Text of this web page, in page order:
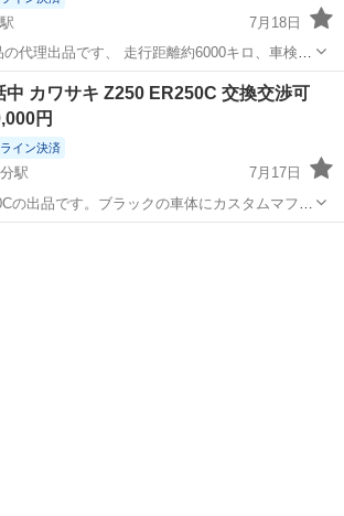
7月18日
代理出品です、 走行距離約6000キロ、車検自
機関良好 悪いとこありません。室内保管の
入考え出る方のみにしかコメントは返せませ
物確認...
在駅 カワサキ
お話中 カワサキ Z250 ER250C 交換交渉可
円
イン決済
駅
7月17日
の出品です。ブラックの車体にカスタムマフラ
ポーティな印象です。全体的に使用感や小傷